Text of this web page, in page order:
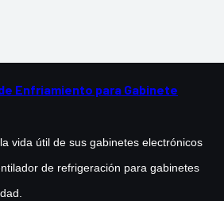
Enfriamiento para Gabinete
vida útil de sus gabinetes electrónicos
de refrigeración para gabinetes